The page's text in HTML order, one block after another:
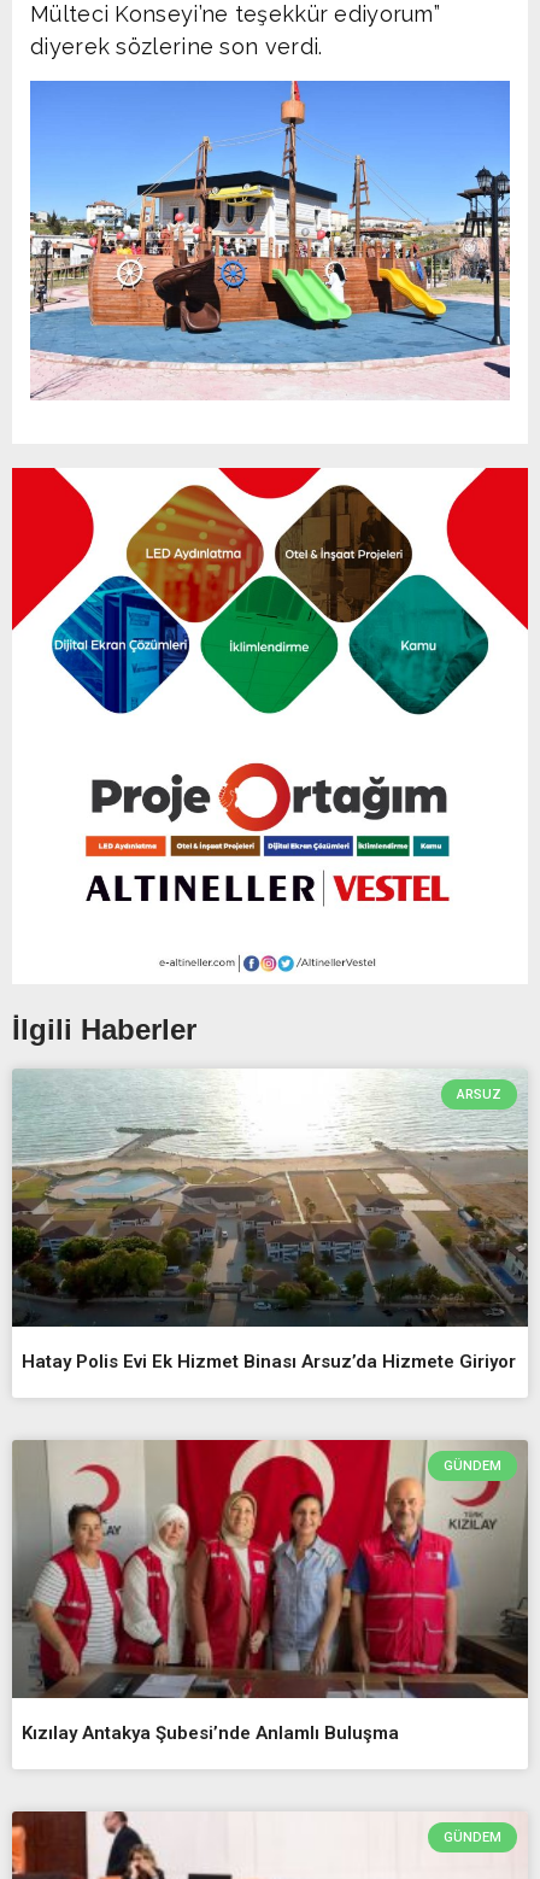
Mülteci Konseyi’ne teşekkür ediyorum”
diyerek sözlerine son verdi.
İlgili Haberler
ARSUZ
Hatay Polis Evi Ek Hizmet Binası Arsuz’da Hizmete Giriyor
GÜNDEM
Kızılay Antakya Şubesi’nde Anlamlı Buluşma
GÜNDEM